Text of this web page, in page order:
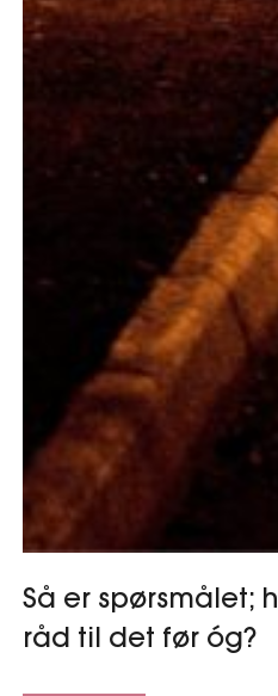
Så er spørsmålet;
råd til det før óg?